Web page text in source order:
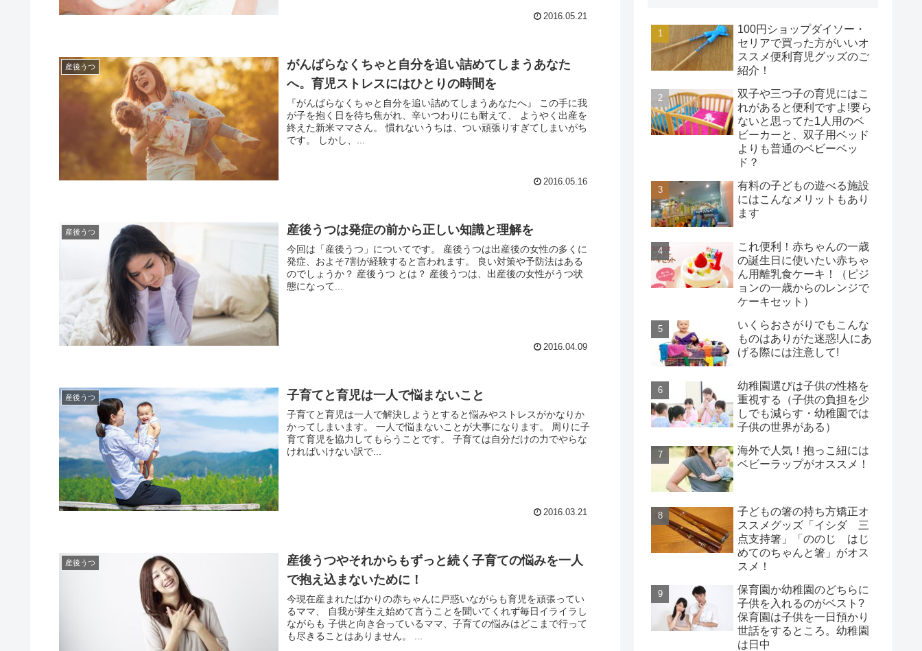
2016.05.21
産後うつ
がんばらなくちゃと自分を追い詰めてしまうあなた
へ。育児ストレスにはひとりの時間を
『がんばらなくちゃと自分を追い詰めてしまうあなたへ』 この手に我
が子を抱く日を待ち焦がれ、辛いつわりにも耐えて、 ようやく出産を
終えた新米ママさん。 慣れないうちは、つい頑張りすぎてしまいがち
です。 しかし、...
2016.05.16
産後うつ 産後うつは発症の前から正しい知識と理解を
今回は「産後うつ」についてです。 産後うつは出産後の女性の多くに
発症、およそ7割が経験すると言われます。 良い対策や予防法はある
のでしょうか？ 産後うつ とは？ 産後うつは、出産後の女性がうつ状
態になって...
2016.04.09
産後うつ 子育てと育児は一人で悩まないこと
子育てと育児は一人で解決しようとすると悩みやストレスがかなりか
かってしまいます。 一人で悩まないことが大事になります。 周りに子
育て育児を協力してもらうことです。 子育ては自分だけの力でやらな
ければいけない訳で...
2016.03.21
産後うつ
産後うつやそれからもずっと続く子育ての悩みを一人
で抱え込まないために！
今現在産まれたばかりの赤ちゃんに戸惑いながらも育児を頑張ってい
るママ、 自我が芽生え始めて言うことを聞いてくれず毎日イライラし
ながらも 子供と向き合っているママ、子育ての悩みはどこまで行って
も尽きることはありません。 ...
100円ショップダイソー・
セリアで買った方がいいオ
ススメ便利育児グッズのご
紹介！
双子や三つ子の育児にはこ
れがあると便利ですよ!要ら
ないと思ってた1人用のベ
ビーカーと、双子用ベッド
よりも普通のベビーベッ
ド？
有料の子どもの遊べる施設
にはこんなメリットもあり
ます
これ便利！赤ちゃんの一歳
の誕生日に使いたい赤ちゃ
ん用離乳食ケーキ！（ピジ
ョンの一歳からのレンジで
ケーキセット）
いくらおさがりでもこんな
ものはありがた迷惑!人にあ
げる際には注意して!
幼稚園選びは子供の性格を
重視する（子供の負担を少
しでも減らす・幼稚園では
子供の世界がある）
海外で人気！抱っこ紐には
ベビーラップがオススメ！
子どもの箸の持ち方矯正オ
ススメグッズ「イシダ 三
点支持箸」「ののじ はじ
めてのちゃんと箸」がオス
スメ！
保育園か幼稚園のどちらに
子供を入れるのがベスト?
保育園は子供を一日預かり
世話をするところ。幼稚園
は日中